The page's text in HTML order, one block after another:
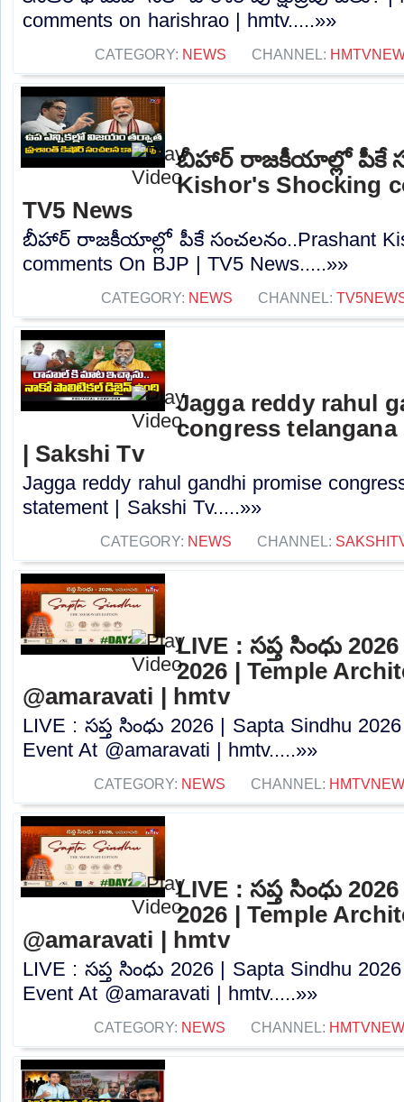
comments on harishrao | hmtv.....»»
CATEGORY: NEWS CHANNEL:
బీహార్ రాజకీయాల్లో పీకే
Kishor's Shocking
TV5 News
బీహార్ రాజకీయాల్లో పీకే సంచలనం..Prashant
comments On BJP | TV5 News.....»»
CATEGORY: NEWS CHANNEL:
Jagga reddy rahul
congress
| Sakshi Tv
Jagga reddy rahul gandhi promise
statement | Sakshi Tv.....»»
CATEGORY: NEWS CHANNEL:
LIVE : సప్త సింధు
2026 | Temple
@amaravati⁩ | hmtv
LIVE : సప్త సింధు 2026 | Sapta Sindhu
Event At @amaravati⁩ | hmtv.....»»
CATEGORY: NEWS CHANNEL:
LIVE : సప్త సింధు
2026 | Temple
@amaravati⁩ | hmtv
LIVE : సప్త సింధు 2026 | Sapta Sindhu
Event At @amaravati⁩ | hmtv.....»»
CATEGORY: NEWS CHANNEL: